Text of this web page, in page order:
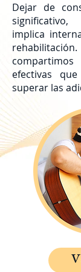
Dejar de
implica
compartimos
efectivas
superar las